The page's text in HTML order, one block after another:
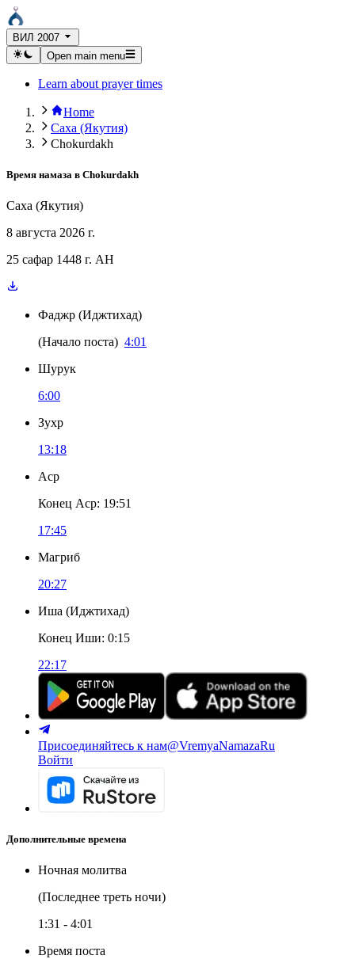
ВИЛ 2007
Open main menu
Learn about prayer times
Home
Саха (Якутия)
Chokurdakh
Время намаза в Chokurdakh
Саха (Якутия)
8 августа 2026 г.
25 сафар 1448 г. AH
Фаджр (Иджтихад)
(Начало поста) 4:01
Шурук
6:00
Зухр
13:18
Аср
Конец Аср: 19:51
17:45
Магриб
20:27
Иша (Иджтихад)
Конец Иши: 0:15
22:17
Присоединяйтесь к нам@VremyaNamazaRu
Войти
Дополнительные времена
Ночная молитва
(Последнее треть ночи)
1:31 - 4:01
Время поста